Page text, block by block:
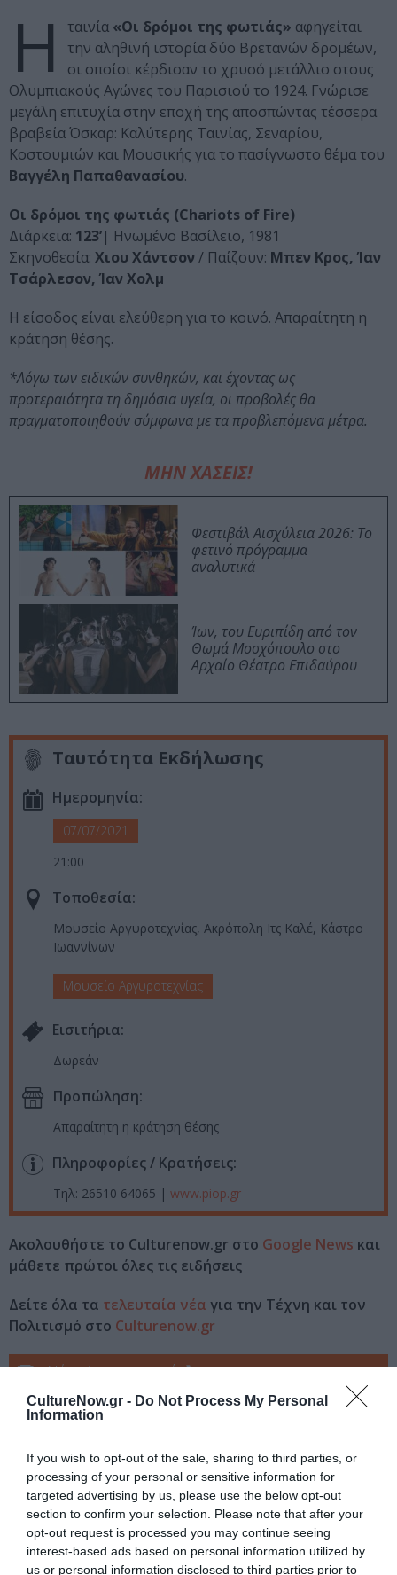
CultureNow.gr - Do Not Process My Personal
Information
If you wish to opt-out of the sale, sharing to third parties, or
processing of your personal or sensitive information for
targeted advertising by us, please use the below opt-out
section to confirm your selection. Please note that after your
opt-out request is processed you may continue seeing
interest-based ads based on personal information utilized by
us or personal information disclosed to third parties prior to
Η ταινία «Οι δρόμοι της φωτιάς» αφηγείται
την αληθινή ιστορία δύο Βρετανών δρομέων,
οι οποίοι κέρδισαν το χρυσό μετάλλιο στους
Ολυμπιακούς Αγώνες του Παρισιού το 1924. Γνώρισε
μεγάλη επιτυχία στην εποχή της αποσπώντας τέσσερα
βραβεία Όσκαρ: Καλύτερης Ταινίας, Σεναρίου,
Κοστουμιών και Μουσικής για το πασίγνωστο θέμα του
Βαγγέλη Παπαθανασίου.
Οι δρόμοι της φωτιάς (Chariots of Fire)
Διάρκεια: 123’| Ηνωμένο Βασίλειο, 1981
Σκηνοθεσία: Χιου Χάντσον / Παίζουν: Μπεν Κρος, Ίαν
Τσάρλεσον, Ίαν Χολμ
Η είσοδος είναι ελεύθερη για το κοινό. Απαραίτητη η
κράτηση θέσης.
*Λόγω των ειδικών συνθηκών, και έχοντας ως
προτεραιότητα τη δημόσια υγεία, οι προβολές θα
πραγματοποιηθούν σύμφωνα με τα προβλεπόμενα μέτρα.
ΜΗΝ ΧΑΣΕΙΣ!
Φεστιβάλ Αισχύλεια 2026: Το
φετινό πρόγραμμα
αναλυτικά
Ίων, του Ευριπίδη από τον
Θωμά Μοσχόπουλο στο
Αρχαίο Θέατρο Επιδαύρου
Ταυτότητα Εκδήλωσης
Ημερομηνία:
07/07/2021
21:00
Τοποθεσία:
Μουσείο Αργυροτεχνίας, Ακρόπολη Ιτς Καλέ, Κάστρο
Ιωαννίνων
Μουσείο Αργυροτεχνίας
Eισιτήρια:
Δωρεάν
Προπώληση:
Απαραίτητη η κράτηση θέσης
Πληροφορίες / Κρατήσεις:
Τηλ: 26510 64065 | www.piop.gr
Ακολουθήστε το Culturenow.gr στο Google News και
μάθετε πρώτοι όλες τις ειδήσεις
Δείτε όλα τα τελευταία νέα για την Τέχνη και τον
Πολιτισμό στο Culturenow.gr
Νέοι Διαγωνισμοί❯
Tags
ΠΟΛΙΤΙΣΤΙΚΟ ΙΔΡΥΜΑ ΟΜΙΛΟΥ ΠΕΙΡΑΙΩΣ (ΠΙΟΠ)
ΣΙΝΕΦΙΛ
Newsletter
Κάθε βδομάδα στο e-mail σας τα τελευταία νέα για